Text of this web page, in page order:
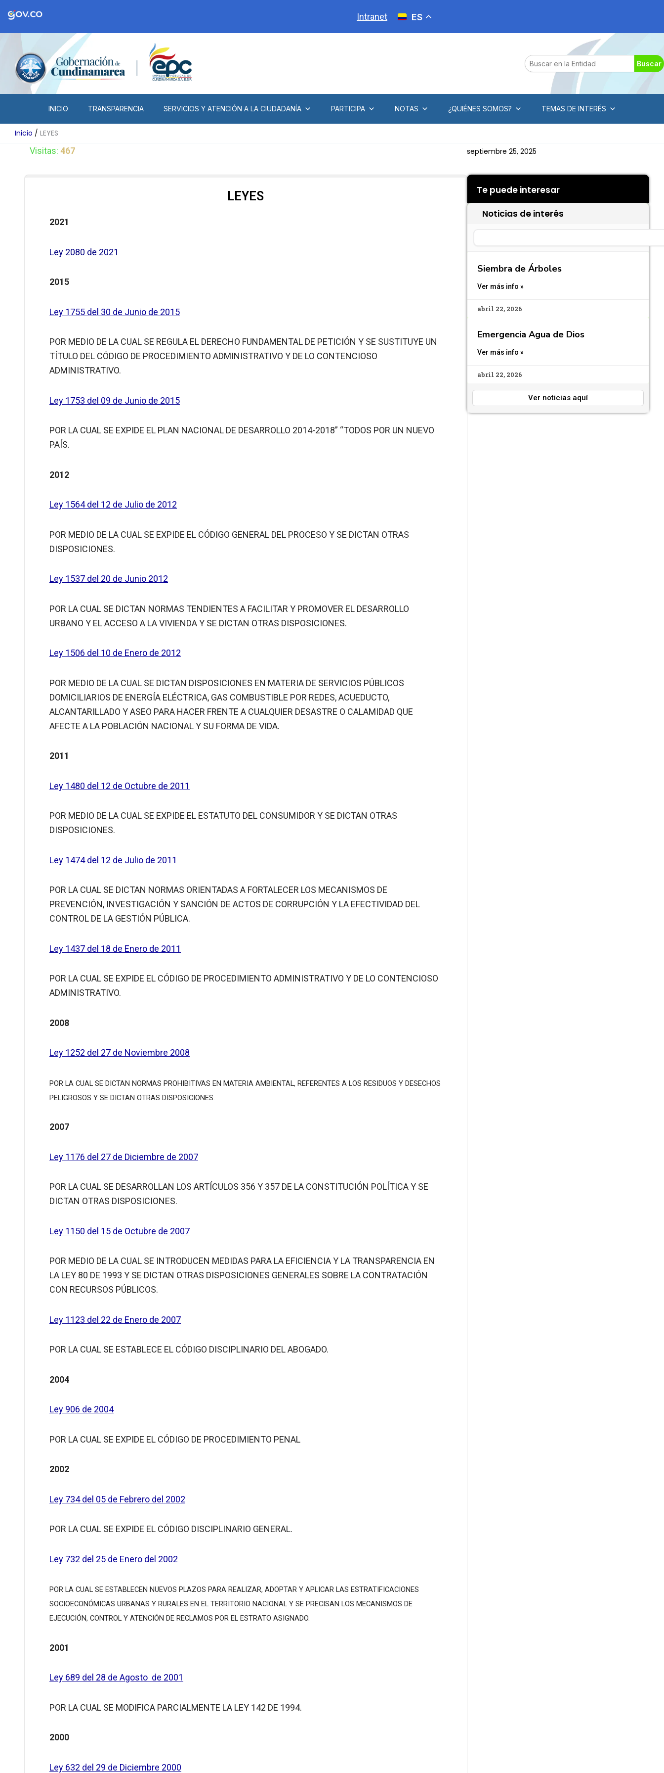
contenido
Intranet ES
Search Buscar
INICIO TRANSPARENCIA SERVICIOS Y ATENCIÓN A LA CIUDADANÍA PARTICIPA NOTAS ¿QUIÉNES SOMOS? TEMAS DE INTERÉS
Inicio
LEYES
septiembre 25, 2025
Te puede interesar
Noticias de interés
Siembra de Árboles
Ver más info »
abril 22, 2026
Emergencia Agua de Dios
Ver más info »
abril 22, 2026
Ver noticias aquí
Visitas: 467
LEYES
2021
Ley 2080 de 2021
2015
Ley 1755 del 30 de Junio de 2015
POR MEDIO DE LA CUAL SE REGULA EL DERECHO FUNDAMENTAL DE PETICIÓN Y SE SUSTITUYE UN
TÍTULO DEL CÓDIGO DE PROCEDIMIENTO ADMINISTRATIVO Y DE LO CONTENCIOSO
ADMINISTRATIVO.
Ley 1753 del 09 de Junio de 2015
POR LA CUAL SE EXPIDE EL PLAN NACIONAL DE DESARROLLO 2014-2018” “TODOS POR UN NUEVO
PAÍS.
2012
Ley 1564 del 12 de Julio de 2012
POR MEDIO DE LA CUAL SE EXPIDE EL CÓDIGO GENERAL DEL PROCESO Y SE DICTAN OTRAS
DISPOSICIONES.
Ley 1537 del 20 de Junio 2012
POR LA CUAL SE DICTAN NORMAS TENDIENTES A FACILITAR Y PROMOVER EL DESARROLLO
URBANO Y EL ACCESO A LA VIVIENDA Y SE DICTAN OTRAS DISPOSICIONES.
Ley 1506 del 10 de Enero de 2012
POR MEDIO DE LA CUAL SE DICTAN DISPOSICIONES EN MATERIA DE SERVICIOS PÚBLICOS
DOMICILIARIOS DE ENERGÍA ELÉCTRICA, GAS COMBUSTIBLE POR REDES, ACUEDUCTO,
ALCANTARILLADO Y ASEO PARA HACER FRENTE A CUALQUIER DESASTRE O CALAMIDAD QUE
AFECTE A LA POBLACIÓN NACIONAL Y SU FORMA DE VIDA.
2011
Ley 1480 del 12 de Octubre de 2011
POR MEDIO DE LA CUAL SE EXPIDE EL ESTATUTO DEL CONSUMIDOR Y SE DICTAN OTRAS
DISPOSICIONES.
Ley 1474 del 12 de Julio de 2011
POR LA CUAL SE DICTAN NORMAS ORIENTADAS A FORTALECER LOS MECANISMOS DE
PREVENCIÓN, INVESTIGACIÓN Y SANCIÓN DE ACTOS DE CORRUPCIÓN Y LA EFECTIVIDAD DEL
CONTROL DE LA GESTIÓN PÚBLICA.
Ley 1437 del 18 de Enero de 2011
POR LA CUAL SE EXPIDE EL CÓDIGO DE PROCEDIMIENTO ADMINISTRATIVO Y DE LO CONTENCIOSO
ADMINISTRATIVO.
2008
Ley 1252 del 27 de Noviembre 2008
POR LA CUAL SE DICTAN NORMAS PROHIBITIVAS EN MATERIA AMBIENTAL, REFERENTES A LOS RESIDUOS Y DESECHOS
PELIGROSOS Y SE DICTAN OTRAS DISPOSICIONES.
2007
Ley 1176 del 27 de Diciembre de 2007
POR LA CUAL SE DESARROLLAN LOS ARTÍCULOS 356 Y 357 DE LA CONSTITUCIÓN POLÍTICA Y SE
DICTAN OTRAS DISPOSICIONES.
Ley 1150 del 15 de Octubre de 2007
POR MEDIO DE LA CUAL SE INTRODUCEN MEDIDAS PARA LA EFICIENCIA Y LA TRANSPARENCIA EN
LA LEY 80 DE 1993 Y SE DICTAN OTRAS DISPOSICIONES GENERALES SOBRE LA CONTRATACIÓN
CON RECURSOS PÚBLICOS.
Ley 1123 del 22 de Enero de 2007
POR LA CUAL SE ESTABLECE EL CÓDIGO DISCIPLINARIO DEL ABOGADO.
2004
Ley 906 de 2004
POR LA CUAL SE EXPIDE EL CÓDIGO DE PROCEDIMIENTO PENAL
2002
Ley 734 del 05 de Febrero del 2002
POR LA CUAL SE EXPIDE EL CÓDIGO DISCIPLINARIO GENERAL.
Ley 732 del 25 de Enero del 2002
POR LA CUAL SE ESTABLECEN NUEVOS PLAZOS PARA REALIZAR, ADOPTAR Y APLICAR LAS ESTRATIFICACIONES
SOCIOECONÓMICAS URBANAS Y RURALES EN EL TERRITORIO NACIONAL Y SE PRECISAN LOS MECANISMOS DE
EJECUCIÓN, CONTROL Y ATENCIÓN DE RECLAMOS POR EL ESTRATO ASIGNADO.
2001
Ley 689 del 28 de Agosto de 2001
POR LA CUAL SE MODIFICA PARCIALMENTE LA LEY 142 DE 1994.
2000
Ley 632 del 29 de Diciembre 2000